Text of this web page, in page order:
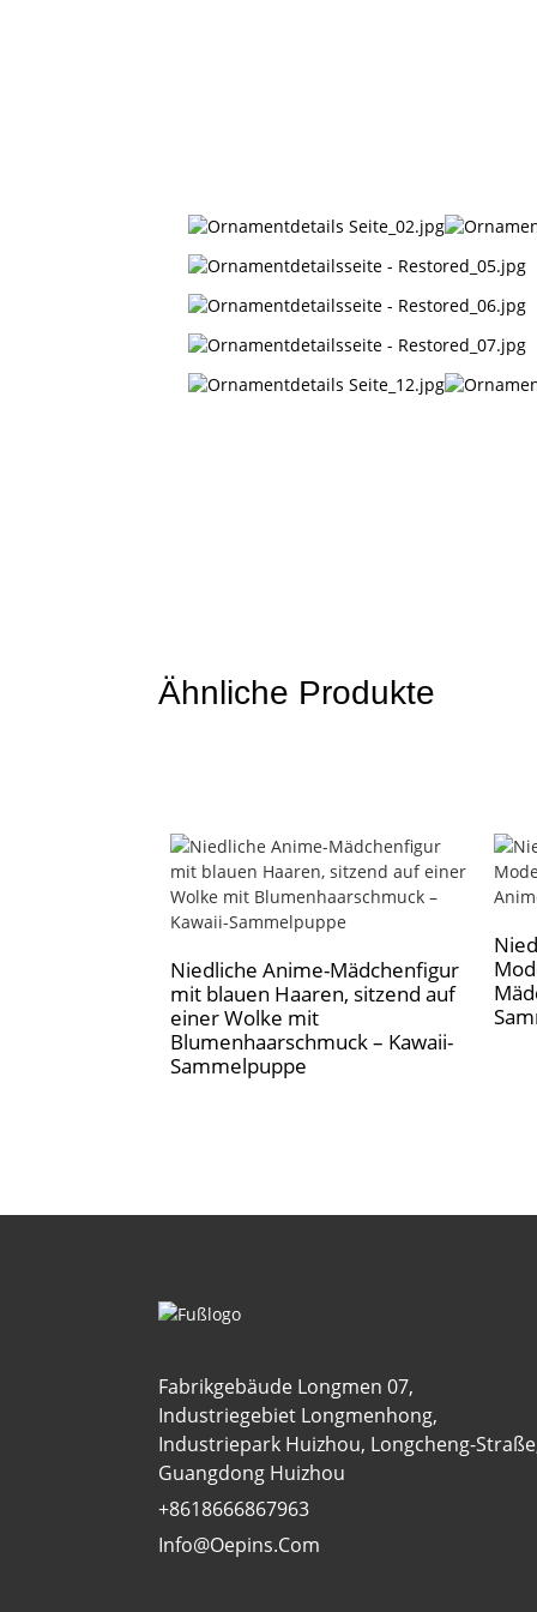
Ähnliche Produkte
Niedliche Anime-Mädchenfigur
mit blauen Haaren, sitzend auf
einer Wolke mit
Blumenhaarschmuck – Kawaii-
Sammelpuppe
Fabrikgebäude Longmen 07,
Industriegebiet Longmenhong,
Industriepark Huizhou, Longcheng-
Guangdong Huizhou
+8618666867963
Info@oepins.com